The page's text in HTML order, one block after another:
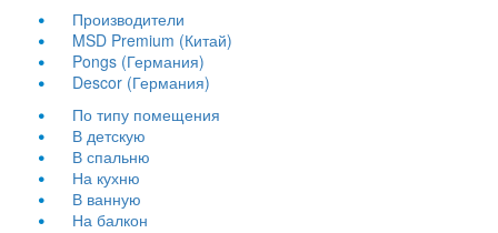
Производители
MSD Premium (Китай)
Pongs (Германия)
Descor (Германия)
По типу помещения
В детскую
В спальню
На кухню
В ванную
На балкон